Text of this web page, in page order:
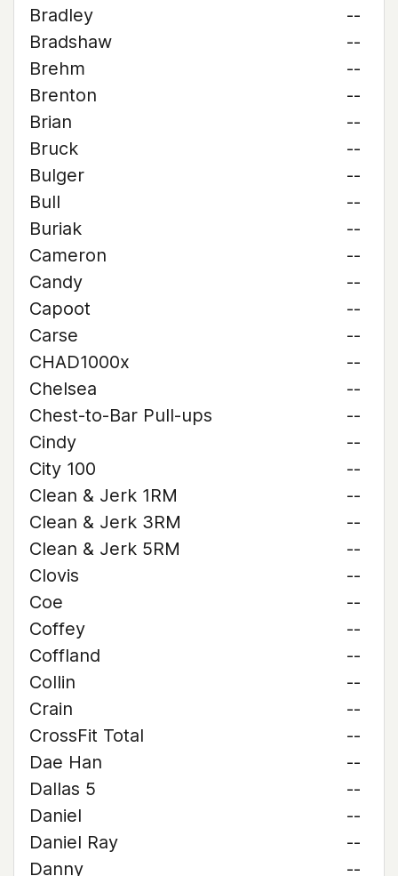
Bradley
--
Bradshaw
--
Brehm
--
Brenton
--
Brian
--
Bruck
--
Bulger
--
Bull
--
Buriak
--
Cameron
--
Candy
--
Capoot
--
Carse
--
CHAD1000x
--
Chelsea
--
Chest-to-Bar Pull-ups
--
Cindy
--
City 100
--
Clean & Jerk 1RM
--
Clean & Jerk 3RM
--
Clean & Jerk 5RM
--
Clovis
--
Coe
--
Coffey
--
Coffland
--
Collin
--
Crain
--
CrossFit Total
--
Dae Han
--
Dallas 5
--
Daniel
--
Daniel Ray
--
Danny
--